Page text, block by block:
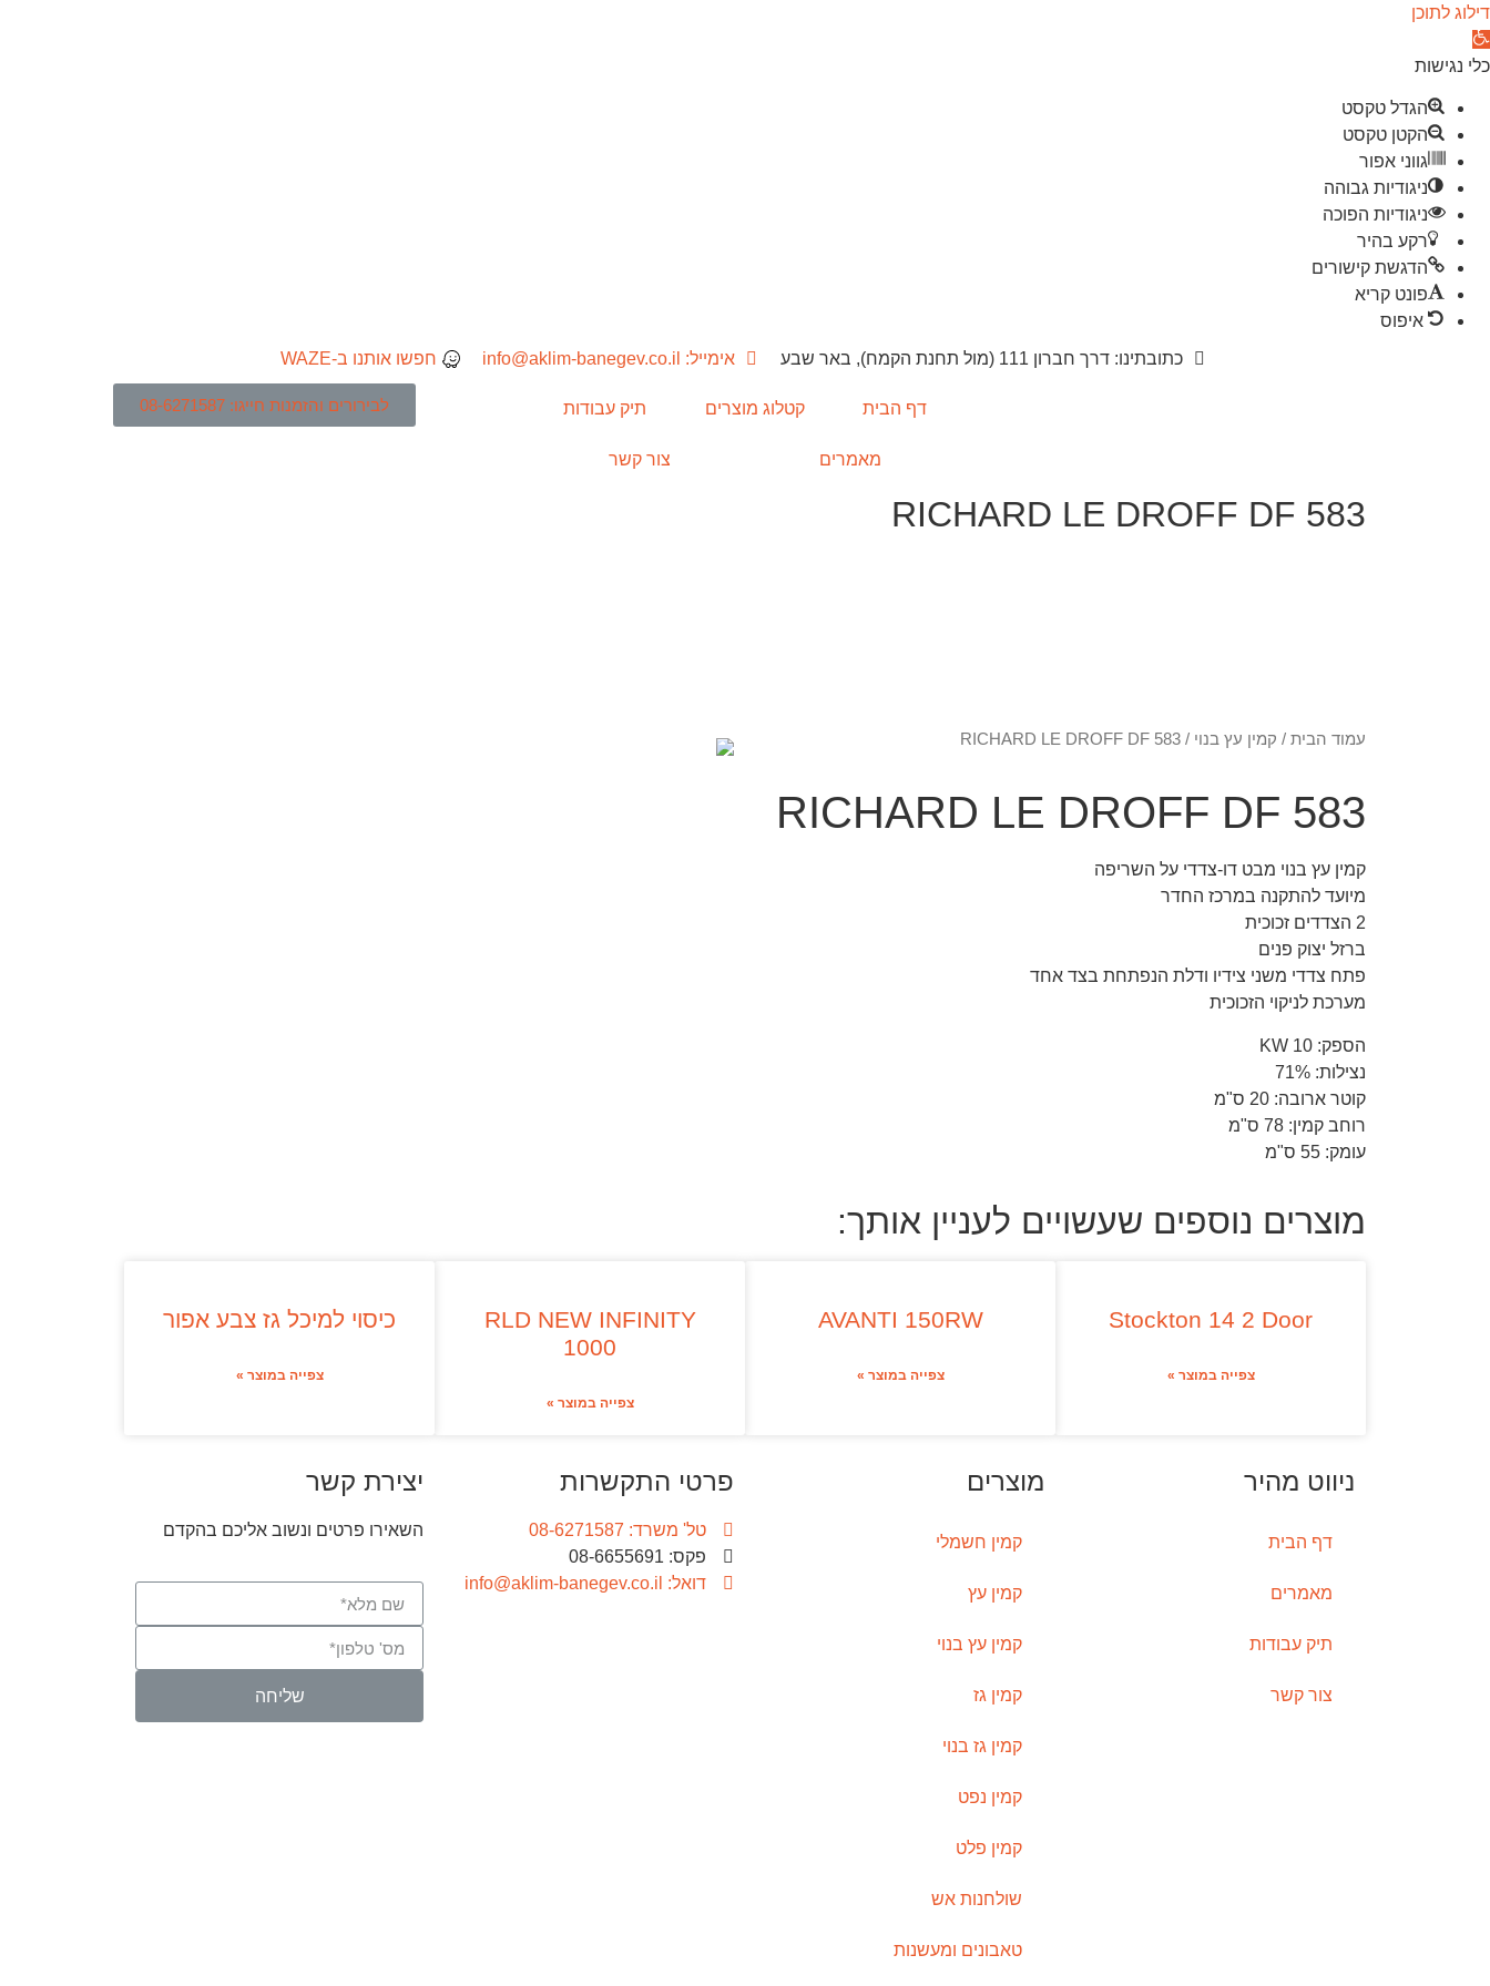
דילוג לתוכן
פתח סרגל נגישות
כלי נגישות
הגדל טקסט
הקטן טקסט
גווני אפור
ניגודיות גבוהה
ניגודיות הפוכה
רקע בהיר
הדגשת קישורים
פונט קריא
איפוס
כתובתינו: דרך חברון 111 (מול תחנת הקמח), באר שבע
אימייל: info@aklim-banegev.co.il חפשו אותנו ב-WAZE
דף הבית קטלוג מוצרים תיק עבודות
מאמרים צור קשר
לבירורים והזמנות חייגו: 08-6271587
RICHARD LE DROFF DF 583
עמוד הבית / קמין עץ בנוי / RICHARD LE DROFF DF 583
RICHARD LE DROFF DF 583
קמין עץ בנוי מבט דו-צדדי על השריפה
מיועד להתקנה במרכז החדר
2 הצדדים זכוכית
ברזל יצוק פנים
פתח צדדי משני צידיו ודלת הנפתחת בצד אחד
מערכת לניקוי הזכוכית
הספק: 10 KW
נצילות: 71%
קוטר ארובה: 20 ס"מ
רוחב קמין: 78 ס"מ
עומק: 55 ס"מ
מוצרים נוספים שעשויים לעניין אותך:
Stockton 14 2 Door
צפייה במוצר »
AVANTI 150RW
צפייה במוצר »
RLD NEW INFINITY
1000
צפייה במוצר »
כיסוי למיכל גז צבע אפור
צפייה במוצר »
ניווט מהיר
דף הבית
מאמרים
תיק עבודות
צור קשר
מוצרים
קמין חשמלי
קמין עץ
קמין עץ בנוי
קמין גז
קמין גז בנוי
קמין נפט
קמין פלט
שולחנות אש
טאבונים ומעשנות
פרטי התקשרות
טל' משרד: 08-6271587
פקס: 08-6655691
דואל: info@aklim-banegev.co.il
יצירת קשר
השאירו פרטים ונשוב אליכם בהקדם
שליחה